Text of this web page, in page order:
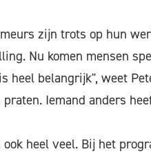
zijn trots op hun
Nu komen mensen
heel belangrijk", weet
Iemand anders
heel veel. Bij het